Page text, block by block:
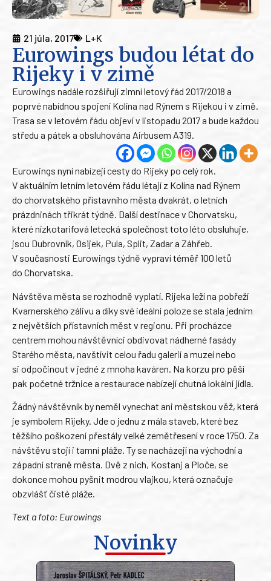
21 júla, 2017 L+K
Eurowings budou létat do
Rijeky i v zimě
Eurowings nadále rozšiřují zimní letový řád 2017/2018 a
poprvé nabídnou spojení Kolína nad Rýnem s Rijekou i v zimě.
Trasa se v letovém řádu objeví v listopadu 2017 a bude každou
středu a pátek a obsluhována Airbusem A319.
Eurowings nyní nabízejí cesty do Rijeky po celý rok.
V aktuálním letním letovém řádu létají z Kolína nad Rýnem
do chorvatského přístavního města dvakrát, o letních
prázdninách třikrát týdně. Další destinace v Chorvatsku,
které nízkotarifová letecká společnost toto léto obsluhuje,
jsou Dubrovník, Osijek, Pula, Split, Zadar a Záhřeb.
V současnosti Eurowings týdně vypraví téměř 100 letů
do Chorvatska.
Návštěva města se rozhodně vyplatí. Rijeka leží na pobřeží
Kvarnerského zálivu a díky své ideální poloze se stala jedním
z největších přístavních měst v regionu. Při procházce
centrem mohou návštěvníci obdivovat nádherné fasády
Starého města, navštívit celou řadu galerií a muzeí nebo
si odpočinout v jedné z mnoha kaváren. Na korzu pro pěší
pak početné tržnice a restaurace nabízejí chutná lokální jídla.
Žádný návštěvník by neměl vynechat ani městskou věž, která
je symbolem Rijeky. Jde o jednu z mála staveb, které bez
těžšího poškození přestály velké zemětřesení v roce 1750. Za
návštěvu stojí i tamní pláže. Ty se nacházejí na východní a
západní straně města. Dvě z nich, Kostanj a Ploče, se
dokonce mohou pyšnit modrou vlajkou, která označuje
obzvlášť čisté pláže.
Text a foto: Eurowings
Novinky